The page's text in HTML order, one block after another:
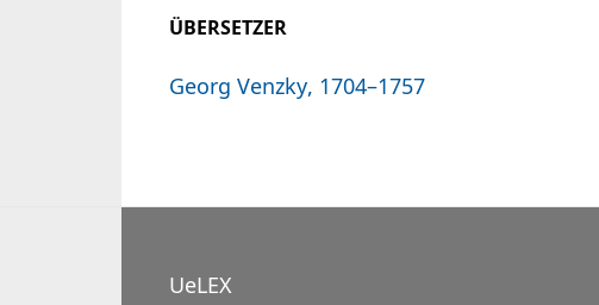
ÜBERSETZER
Georg Venzky, 1704–1757
UeLEX